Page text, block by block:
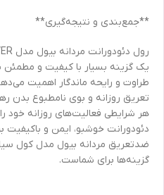
**جمع‌بندی و نتیجه‌گیری**
یک گزینه بسیار با کیفیت و مطمئن
طراوت و رایحه ماندگار اهمیت
تعریق روزانه و بوی نا‌مطبوع بدن
هر شرایطی فعالیت‌های روزانه‌ خود
دئودورانت خوشبو، ایمن و باکیفیت
ضدتعریق مردانه بیول مدل کول
گزینه‌ها برای شماست.